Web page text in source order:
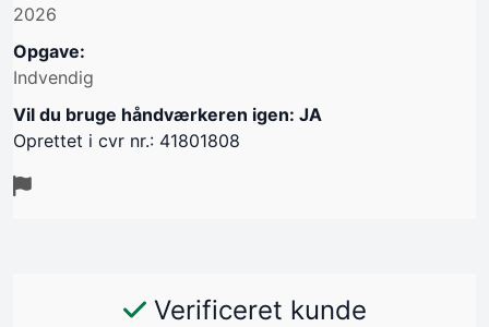
2026
Opgave:
Indvendig
Vil du bruge håndværkeren igen: JA
Oprettet i cvr nr.: 41801808
Verificeret kunde